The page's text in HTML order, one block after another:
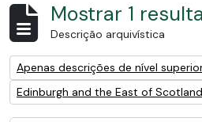
Mostrar 1
Descrição arquivística
Remove filter:
Apenas descrições de nível
Remove filter: